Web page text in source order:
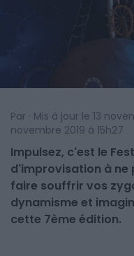
Par · Mis à jour le 13
novembre 2019 à 15h27
Impulsez, c'est le
d'improvisation à ne
faire souffrir vos
dynamisme et
cette 7ème édition.